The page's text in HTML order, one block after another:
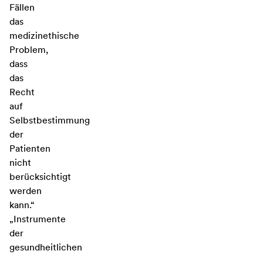
Fällen
das
medizinethische
Problem,
dass
das
Recht
auf
Selbstbestimmung
der
Patienten
nicht
berücksichtigt
werden
kann.“
„Instrumente
der
gesundheitlichen